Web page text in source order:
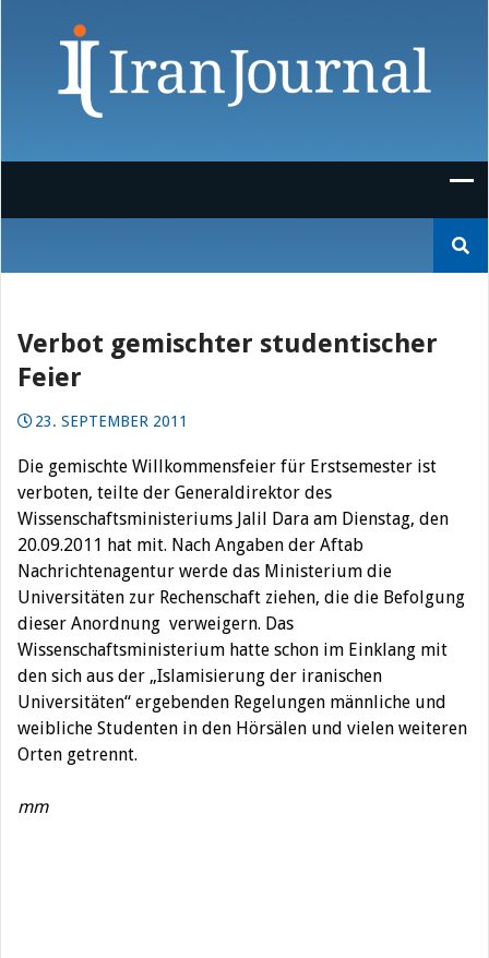
nach:
Verbot gemischter studentischer
Feier
23. SEPTEMBER 2011
Die gemischte Willkommensfeier für Erstsemester ist
verboten, teilte der Generaldirektor des
Wissenschaftsministeriums Jalil Dara am Dienstag, den
20.09.2011 hat mit. Nach Angaben der Aftab
Nachrichtenagentur werde das Ministerium die
Universitäten zur Rechenschaft ziehen, die die Befolgung
dieser Anordnung verweigern. Das
Wissenschaftsministerium hatte schon im Einklang mit
den sich aus der „Islamisierung der iranischen
Universitäten“ ergebenden Regelungen männliche und
weibliche Studenten in den Hörsälen und vielen weiteren
Orten getrennt.
mm